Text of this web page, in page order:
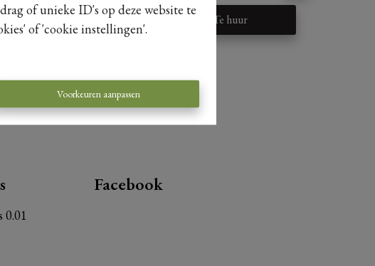
of unieke ID's op deze website te
of 'cookie instellingen'.
Voorkeuren aanpassen
Te koop Te huur
0.01
Facebook